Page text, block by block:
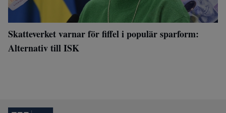
Skatteverket varnar för fiffel i populär sparform:
Alternativ till ISK